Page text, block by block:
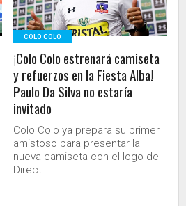
COLO COLO
¡Colo Colo estrenará camiseta
y refuerzos en la Fiesta Alba!
Paulo Da Silva no estaría
invitado
Colo Colo ya prepara su primer
amistoso para presentar la
nueva camiseta con el logo de
Direct...
Secretaría General de Gobierno